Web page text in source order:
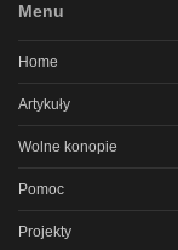
Menu
Home
Artykuły
Wolne konopie
Pomoc
Projekty